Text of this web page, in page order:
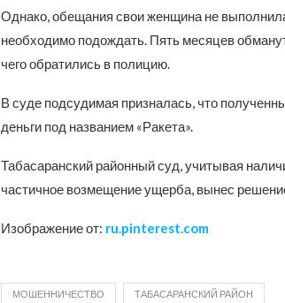
Однако, обещания свои женщина не
необходимо подождать. Пять месяцев
чего обратились в полицию.
В суде подсудимая призналась, что
деньги под названием «Ракета».
Табасаранский районный суд, учитывая
частичное возмещение ущерба, вынес
Изображение от: ru.pinterest.com
МОШЕННИЧЕСТВО ТАБАСАРАНСКИЙ РАЙОН